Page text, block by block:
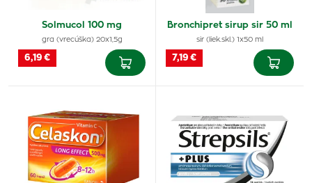
Solmucol 100 mg
gra (vrecúška) 20x1,5g
6,19 €
Bronchipret sirup sir 50 ml
sir (liek.skl.) 1x50 ml
7,19 €